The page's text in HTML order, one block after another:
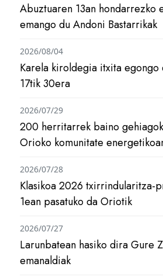
Abuztuaren 13an hondarrezko
emango du Andoni Bastarrikak
Karela kiroldegia itxita egongo
17tik 30era
2026/08/04
200 herritarrek baino
Orioko komunitate
2026/07/29
Klasikoa 2026 txirrindularitza-
1ean pasatuko da Oriotik
2026/07/28
Larunbatean hasiko dira Gure
emanaldiak
2026/07/27